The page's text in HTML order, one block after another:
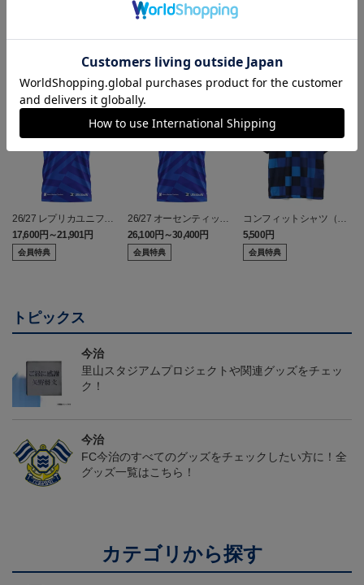
ランキング
26/27 レプリカユニフォ
ーム(FP1st)
17,600円～21,901円
会員特典
26/27 オーセンティック
ユニフォーム(FP1st)
26,100円～30,400円
会員特典
コンフィットシャツ（20
26SP）
5,500円
会員特典
トピックス
今治
里山スタジアムプロジェクトや関連グッズをチェッ
ク！
今治
FC今治のすべてのグッズをチェックしたい方に！全
グッズ一覧はこちら！
カテゴリから探す